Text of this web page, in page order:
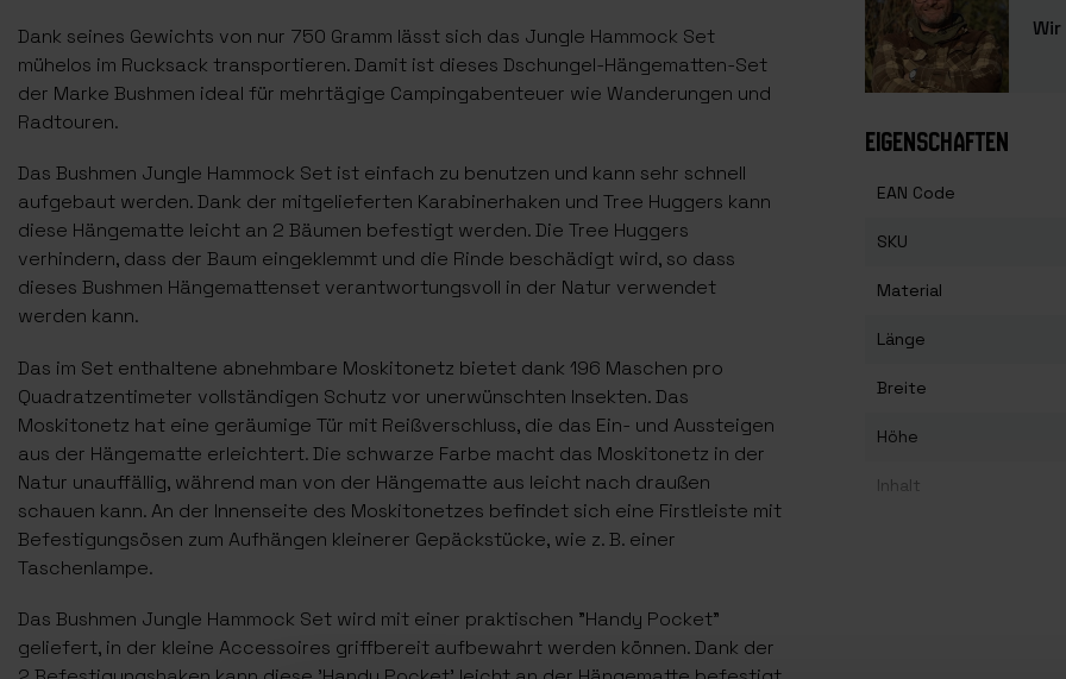
Dank seines Gewichts von nur 750 Gramm lässt sich das Jungle Hammock Set
mühelos im Rucksack transportieren. Damit ist dieses Dschungel-Hängematten-Set
der Marke Bushmen ideal für mehrtägige Campingabenteuer wie Wanderungen und
Radtouren.
Das Bushmen Jungle Hammock Set ist einfach zu benutzen und kann sehr schnell
aufgebaut werden. Dank der mitgelieferten Karabinerhaken und Tree Huggers kann
diese Hängematte leicht an 2 Bäumen befestigt werden. Die Tree Huggers
verhindern, dass der Baum eingeklemmt und die Rinde beschädigt wird, so dass
dieses Bushmen Hängemattenset verantwortungsvoll in der Natur verwendet
werden kann.
Das im Set enthaltene abnehmbare Moskitonetz bietet dank 196 Maschen pro
Quadratzentimeter vollständigen Schutz vor unerwünschten Insekten. Das
Moskitonetz hat eine geräumige Tür mit Reißverschluss, die das Ein- und Aussteigen
aus der Hängematte erleichtert. Die schwarze Farbe macht das Moskitonetz in der
Natur unauffällig, während man von der Hängematte aus leicht nach draußen
schauen kann. An der Innenseite des Moskitonetzes befindet sich eine Firstleiste mit
Befestigungsösen zum Aufhängen kleinerer Gepäckstücke, wie z. B. einer
Taschenlampe.
Das Bushmen Jungle Hammock Set wird mit einer praktischen "Handy Pocket"
geliefert, in der kleine Accessoires griffbereit aufbewahrt werden können. Dank der
EIGENSCHAFTEN
EAN Code
SKU
Material
Länge
Breite
Höhe
Inhalt